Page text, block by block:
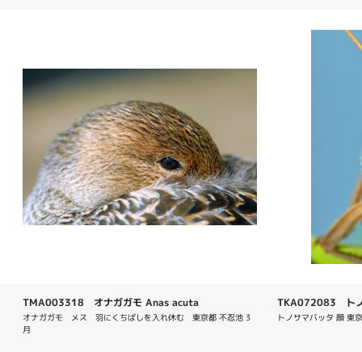
TMA003318 オナガガモ Anas acuta
オナガガモ　メス　羽にくちばしを入れ休む　東京都 不忍池 3
月
TKA072083 ト
トノサマバッタ 顔 東